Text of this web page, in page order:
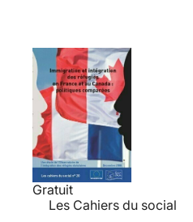
Gratuit
Les Cahiers du social